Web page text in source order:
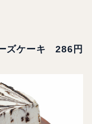
ズケーキ 286円